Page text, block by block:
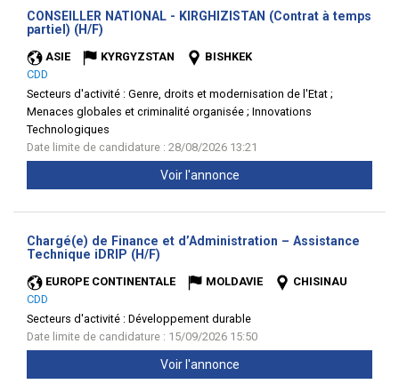
CONSEILLER NATIONAL - KIRGHIZISTAN (Contrat à temps
partiel) (H/F)
ASIE KYRGYZSTAN
BISHKEK
CDD
Secteurs d'activité : Genre, droits et modernisation de l'Etat ;
Menaces globales et criminalité organisée ; Innovations
Technologiques
Date limite de candidature : 28/08/2026 13:21
Voir l'annonce
Chargé(e) de Finance et d’Administration – Assistance
Technique iDRIP (H/F)
EUROPE CONTINENTALE MOLDAVIE
CHISINAU
CDD
Secteurs d'activité : Développement durable
Date limite de candidature : 15/09/2026 15:50
Voir l'annonce